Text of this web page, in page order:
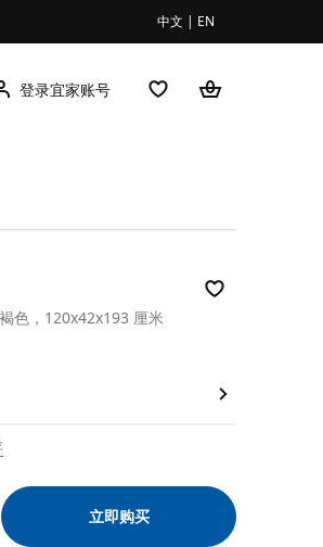
中文 | EN
登录宜家账号
色，120x42x193 厘米
立即购买